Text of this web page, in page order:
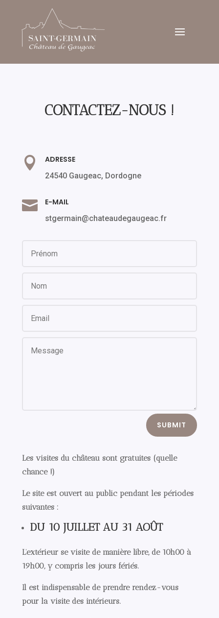
CONTACTEZ-NOUS !
 ADRESSE
24540 Gaugeac, Dordogne
 E-MAIL
stgermain@chateaudegaugeac.fr
SUBMIT
Les visites du château sont gratuites (quelle
chance !)
Le site est ouvert au public pendant les périodes
suivantes :
DU 10 JUILLET AU 31 AOÛT
L’extérieur se visite de manière libre, de 10h00 à
19h00, y compris les jours fériés.
Il est indispensable de prendre rendez-vous
pour la visite des intérieurs.